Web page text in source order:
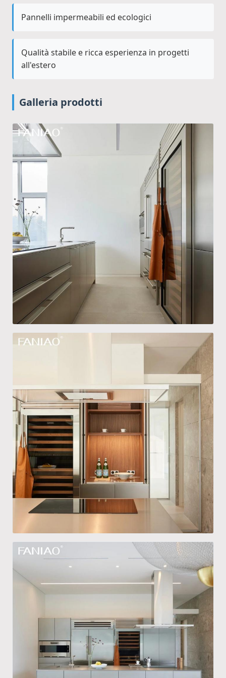
Pannelli impermeabili ed ecologici
Qualità stabile e ricca esperienza in progetti
all'estero
Galleria prodotti